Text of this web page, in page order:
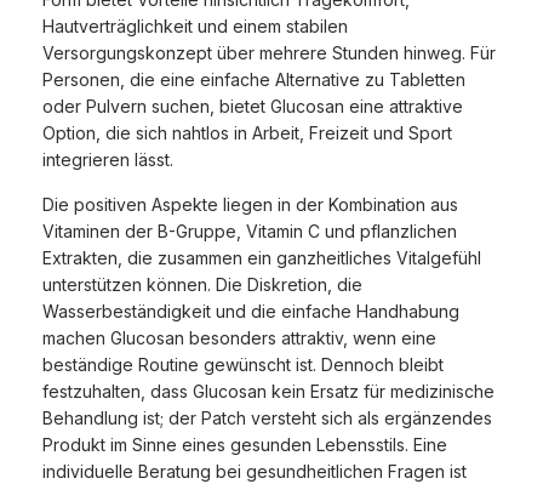
Hautverträglichkeit und einem stabilen
Versorgungskonzept über mehrere Stunden hinweg. Für
Personen, die eine einfache Alternative zu Tabletten
oder Pulvern suchen, bietet Glucosan eine attraktive
Option, die sich nahtlos in Arbeit, Freizeit und Sport
integrieren lässt.
Die positiven Aspekte liegen in der Kombination aus
Vitaminen der B-Gruppe, Vitamin C und pflanzlichen
Extrakten, die zusammen ein ganzheitliches Vitalgefühl
unterstützen können. Die Diskretion, die
Wasserbeständigkeit und die einfache Handhabung
machen Glucosan besonders attraktiv, wenn eine
beständige Routine gewünscht ist. Dennoch bleibt
festzuhalten, dass Glucosan kein Ersatz für medizinische
Behandlung ist; der Patch versteht sich als ergänzendes
Produkt im Sinne eines gesunden Lebensstils. Eine
individuelle Beratung bei gesundheitlichen Fragen ist